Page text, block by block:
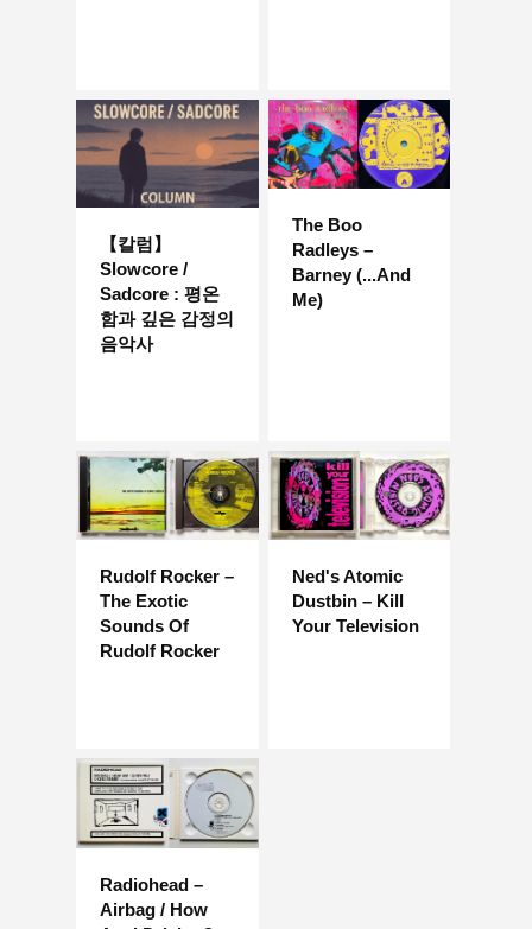
【칼럼】
Slowcore /
Sadcore : 평온
함과 깊은 감정의
음악사
The Boo
Radleys –
Barney (...And
Me)
Rudolf Rocker –
The Exotic
Sounds Of
Rudolf Rocker
Ned's Atomic
Dustbin – Kill
Your Television
Radiohead –
Airbag / How